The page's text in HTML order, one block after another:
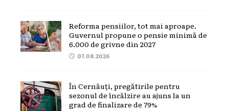
Reforma pensiilor, tot mai aproape.
Guvernul propune o pensie minimă de
6.000 de grivne din 2027
07.08.2026
În Cernăuți, pregătirile pentru
sezonul de încălzire au ajuns la un
grad de finalizare de 79%